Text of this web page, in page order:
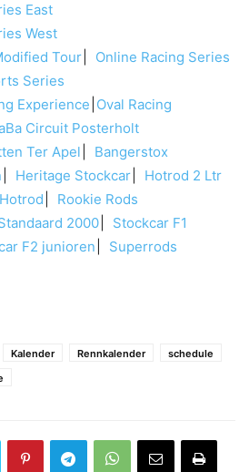
East
West
Tour
Online Racing Series
Series
Experience Oval Racing
Circuit Posterholt
Ter Apel
Bangerstox
Heritage Stockcar
Hotrod 2 Ltr
Rookie Rods
2000
Stockcar F1
F2 junioren
Superrods
Kalender Rennkalender
schedule